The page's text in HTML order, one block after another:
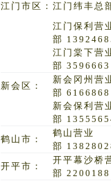
江门市区： 江门纬丰总
江门保利营
部
江门棠下营
部 3596663
新会区：
新会冈州营
部 6166868
新会保利营
部
鹤山市：
鹤山营业
部
开平市：
开平幕沙桥
部 2200188